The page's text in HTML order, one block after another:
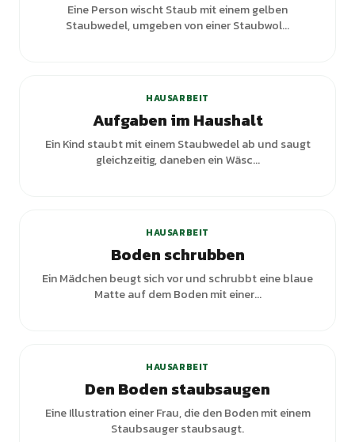
Eine Person wischt Staub mit einem gelben
Staubwedel, umgeben von einer Staubwol...
HAUSARBEIT
Aufgaben im Haushalt
Ein Kind staubt mit einem Staubwedel ab und saugt
gleichzeitig, daneben ein Wäsc...
HAUSARBEIT
Boden schrubben
Ein Mädchen beugt sich vor und schrubbt eine blaue
Matte auf dem Boden mit einer...
HAUSARBEIT
Den Boden staubsaugen
Eine Illustration einer Frau, die den Boden mit einem
Staubsauger staubsaugt.